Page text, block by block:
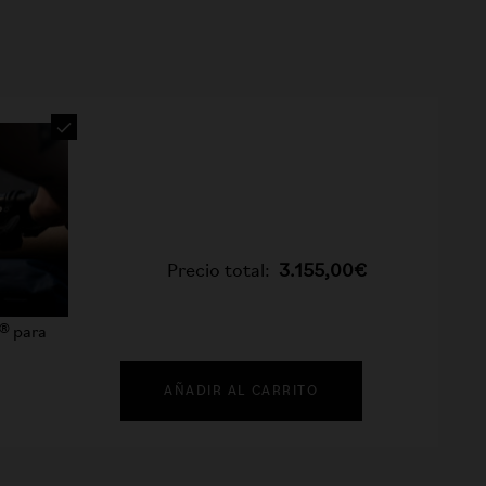
para
Precio total: 3.155,00€
AÑADIR AL CARRITO